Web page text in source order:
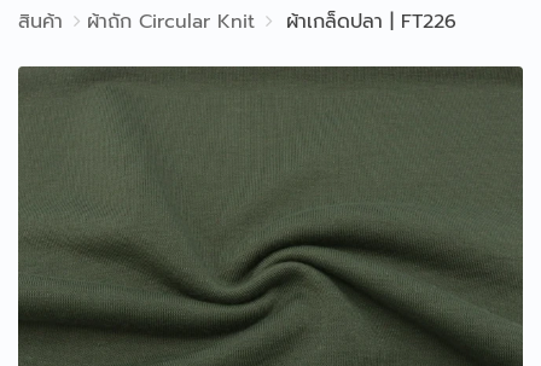
สินค้า ผ้าถัก Circular Knit ผ้าเกล็ดปลา | FT226